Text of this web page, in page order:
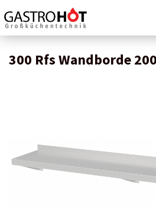
300 Rfs Wandborde